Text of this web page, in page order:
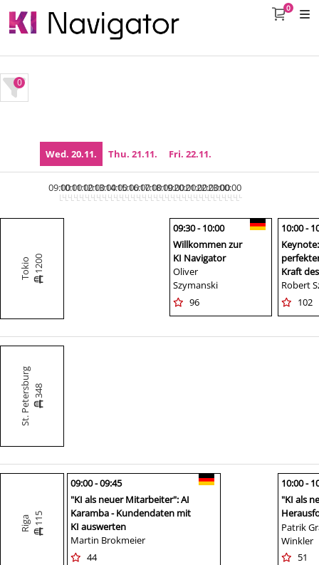
0
0
Wed. 20.11. Thu. 21.11. Fri. 22.11.
09:0010:0011:0012:0013:0014:0015:0016:0017:0018:0019:0020:0021:0022:0023:0000:00
Tokio 1200
09:30 - 10:00
Willkommen zur
KI Navigator
Oliver
Szymanski
96
10:00 -
Kraft
Robert
102
St. Petersburg 348
Riga 115
09:00 - 09:45
"KI als neuer Mitarbeiter": AI
Karamba - Kundendaten mit
KI auswerten
Martin Brokmeier
44
10:00 -
"KI als
LLMs
Patrik
Winkler
51